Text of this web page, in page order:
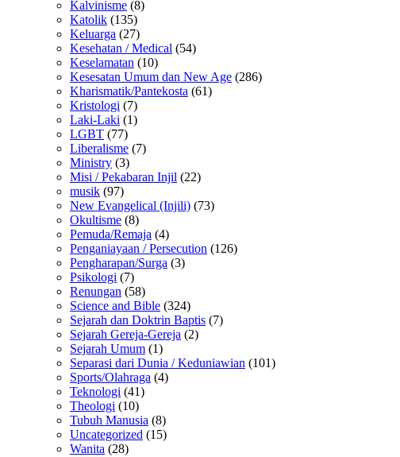
Kalvinisme (8)
Katolik (135)
Keluarga (27)
Kesehatan / Medical (54)
Keselamatan (10)
Kesesatan Umum dan New Age (286)
Kharismatik/Pantekosta (61)
Kristologi (7)
Laki-Laki (1)
LGBT (77)
Liberalisme (7)
Ministry (3)
Misi / Pekabaran Injil (22)
musik (97)
New Evangelical (Injili) (73)
Okultisme (8)
Pemuda/Remaja (4)
Penganiayaan / Persecution (126)
Pengharapan/Surga (3)
Psikologi (7)
Renungan (58)
Science and Bible (324)
Sejarah dan Doktrin Baptis (7)
Sejarah Gereja-Gereja (2)
Sejarah Umum (1)
Separasi dari Dunia / Keduniawian (101)
Sports/Olahraga (4)
Teknologi (41)
Theologi (10)
Tubuh Manusia (8)
Uncategorized (15)
Wanita (28)